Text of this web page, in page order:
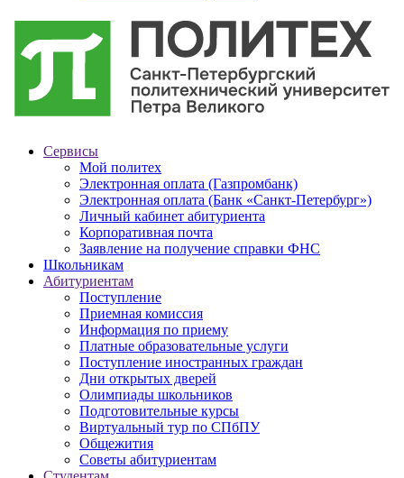
Сервисы
Мой политех
Электронная оплата (Газпромбанк)
Электронная оплата (Банк «Санкт-Петербург»)
Личный кабинет абитуриента
Корпоративная почта
Заявление на получение справки ФНС
Школьникам
Абитуриентам
Поступление
Приемная комиссия
Информация по приему
Платные образовательные услуги
Поступление иностранных граждан
Дни открытых дверей
Олимпиады школьников
Подготовительные курсы
Виртуальный тур по СПбПУ
Общежития
Советы абитуриентам